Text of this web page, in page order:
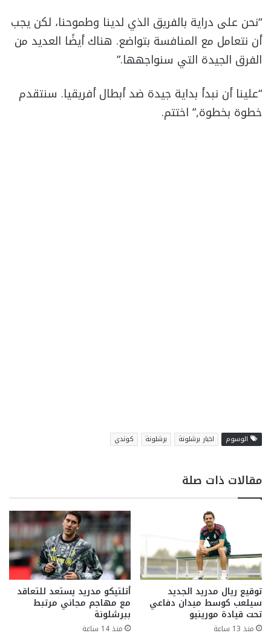
“نحن على دراية بالفريق الذي لدينا وطموحنا، لكن يجب
أن نتعامل مع المنافسة بتواضع. هناك أيضًا العديد من
الفرق الجيدة التي سنواجهها.”
“علينا أن نبدأ بداية جيدة ضد أبطال أفريقيا. سنتقدم
خطوة بخطوة,” اختتم.
الوسوم اخبار برشلونة برشلونة كوندي
مقالات ذات صلة
توقيع ريال مدريد الجديد
سيلعب كوسط ميدان دفاعي
تحت قيادة مورينيو
منذ 13 ساعة
أتلتيكو مدريد يستعد للتعاقد
مع مهاجم مجاني مرتبط
ببرشلونة
منذ 14 ساعة